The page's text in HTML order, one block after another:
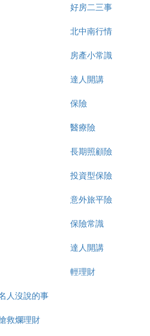
好房二三事
北中南行情
房產小常識
達人開講
保險
醫療險
長期照顧險
投資型保險
意外旅平險
保險常識
達人開講
輕理財
人沒說的事
救爛理財